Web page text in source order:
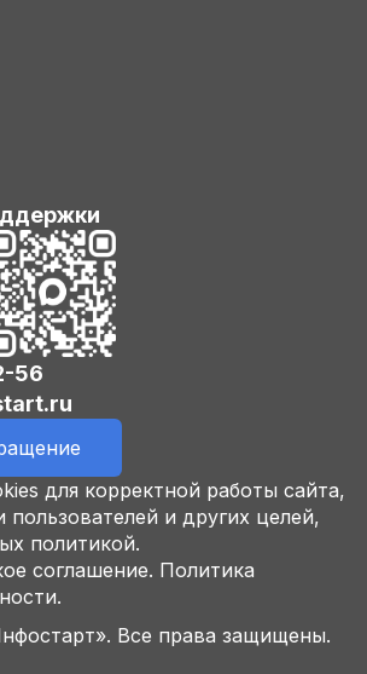
56
для корректной работы сайта,
пользователей и других целей,
политикой.
соглашение. Политика
Все права защищены.